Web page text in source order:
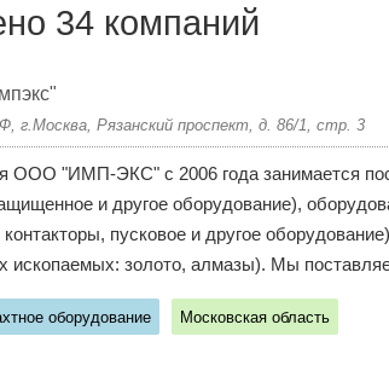
34 компаний
г.Москва, Рязанский проспект, д. 86/1, стр. 3
ООО "ИМП-ЭКС" с 2006 года занимается
и другое оборудование),
контакторы, пусковое и другое
ископаемых: золото, алмазы). Мы
оборудование Московская область